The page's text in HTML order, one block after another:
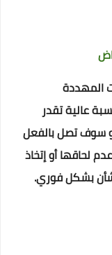
المهددة
عالية تقدر
سوف تصل بالفعل
لحاقها أو إتخاذ
بشكل فوري.